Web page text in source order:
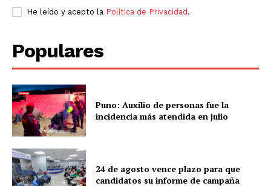
He leído y acepto la Política de Privacidad .
Populares
Puno: Auxilio de personas fue la
incidencia más atendida en julio
24 de agosto vence plazo para que
candidatos su informe de campaña